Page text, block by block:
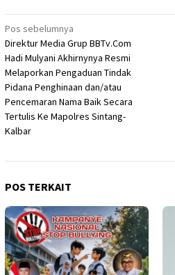
Navigasi
pos
Pos sebelumnya
Direktur Media Grup BBTv.Com
Hadi Mulyani Akhirnynya Resmi
Melaporkan Pengaduan Tindak
Pidana Penghinaan dan/atau
Pencemaran Nama Baik Secara
Tertulis Ke Mapolres Sintang-
Kalbar
POS TERKAIT